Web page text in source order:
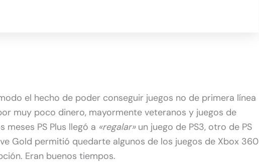
el hecho de poder conseguir juegos no de primera línea
muy poco dinero, mayormente veteranos y juegos de
meses PS Plus llegó a «regalar» un juego de PS3, otro de PS
Gold permitió quedarte algunos de los juegos de Xbox 360
Eran buenos tiempos.